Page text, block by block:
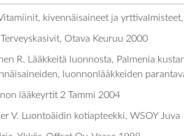
kivennäisaineet ja
Otava Keuruu 2000
R. Lääkkeitä luonnosta, Palmenia
luonnonlääkkeiden
lääkeyrtit 2 Tammi 2004
V. Luontoäidin kotiapteekki, WSOY Juva